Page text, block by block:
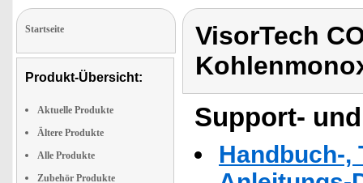
Startseite
Produkt-Übersicht:
Aktuelle Produkte
Ältere Produkte
Alle Produkte
Zubehör Produkte
VisorTech
Support-
Handbuch-,